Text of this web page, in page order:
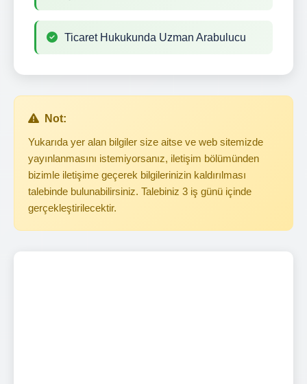
Ticaret Hukukunda Uzman Arabulucu
Not:
Yukarıda yer alan bilgiler size aitse ve web sitemizde
yayınlanmasını istemiyorsanız, iletişim bölümünden
bizimle iletişime geçerek bilgilerinizin kaldırılması
talebinde bulunabilirsiniz. Talebiniz 3 iş günü içinde
gerçekleştirilecektir.